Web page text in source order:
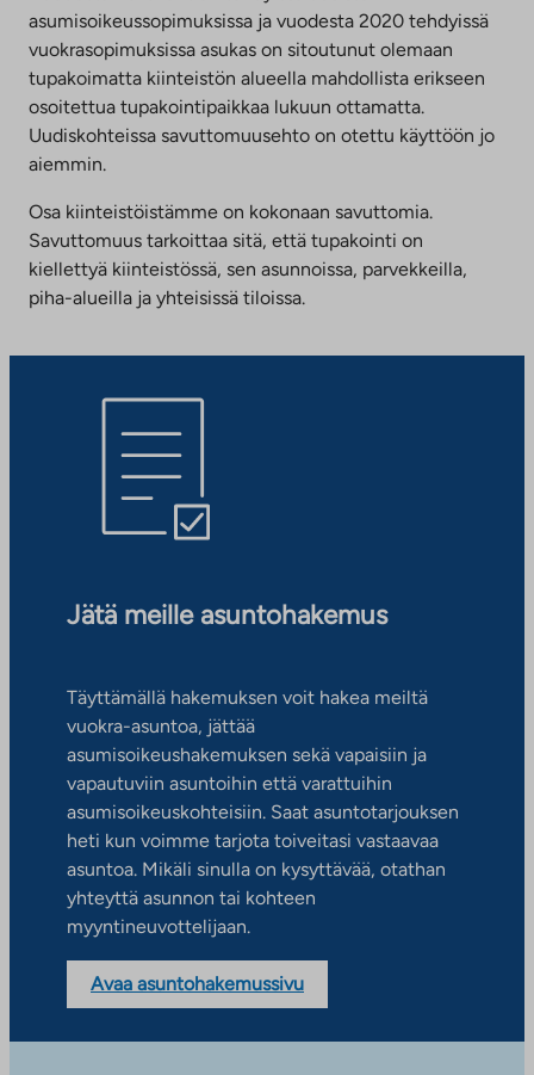
asumisoikeussopimuksissa ja vuodesta 2020 tehdyissä
vuokrasopimuksissa asukas on sitoutunut olemaan
tupakoimatta kiinteistön alueella mahdollista erikseen
osoitettua tupakointipaikkaa lukuun ottamatta.
Uudiskohteissa savuttomuusehto on otettu käyttöön jo
aiemmin.
Osa kiinteistöistämme on kokonaan savuttomia.
Savuttomuus tarkoittaa sitä, että tupakointi on
kiellettyä kiinteistössä, sen asunnoissa, parvekkeilla,
piha-alueilla ja yhteisissä tiloissa.
Jätä meille asuntohakemus
Täyttämällä hakemuksen voit hakea meiltä
vuokra-asuntoa, jättää
asumisoikeushakemuksen sekä vapaisiin ja
vapautuviin asuntoihin että varattuihin
asumisoikeuskohteisiin. Saat asuntotarjouksen
heti kun voimme tarjota toiveitasi vastaavaa
asuntoa. Mikäli sinulla on kysyttävää, otathan
yhteyttä asunnon tai kohteen
myyntineuvottelijaan.
Avaa asuntohakemussivu